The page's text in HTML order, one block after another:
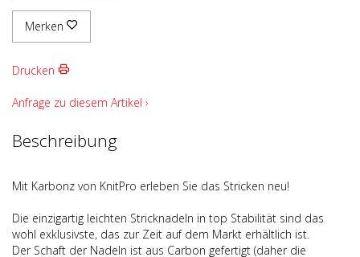
Merken
Drucken
Anfrage zu diesem Artikel ›
Beschreibung
Mit Karbonz von KnitPro erleben Sie das Stricken neu!
Die einzigartig leichten Stricknadeln in top Stabilität sind das
wohl exklusivste, das zur Zeit auf dem Markt erhältlich ist.
Der Schaft der Nadeln ist aus Carbon gefertigt (daher die